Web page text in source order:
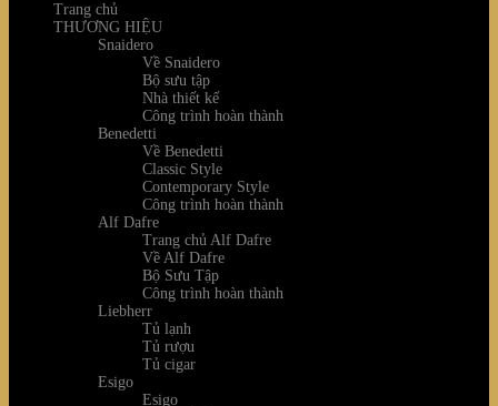
Trang chủ
THƯƠNG HIỆU
Snaidero
Về Snaidero
Bộ sưu tập
Nhà thiết kế
Công trình hoàn thành
Benedetti
Về Benedetti
Classic Style
Contemporary Style
Công trình hoàn thành
Alf Dafre
Trang chủ Alf Dafre
Về Alf Dafre
Bộ Sưu Tập
Công trình hoàn thành
Liebherr
Tủ lạnh
Tủ rượu
Tủ cigar
Esigo
Esigo